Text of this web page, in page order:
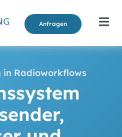
Anfragen
in Radioworkflows